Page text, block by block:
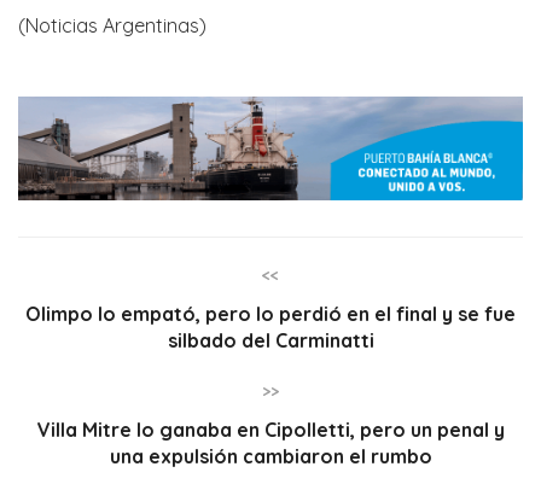
(Noticias Argentinas)
<<
Olimpo lo empató, pero lo perdió en el final y se fue
silbado del Carminatti
>>
Villa Mitre lo ganaba en Cipolletti, pero un penal y
una expulsión cambiaron el rumbo